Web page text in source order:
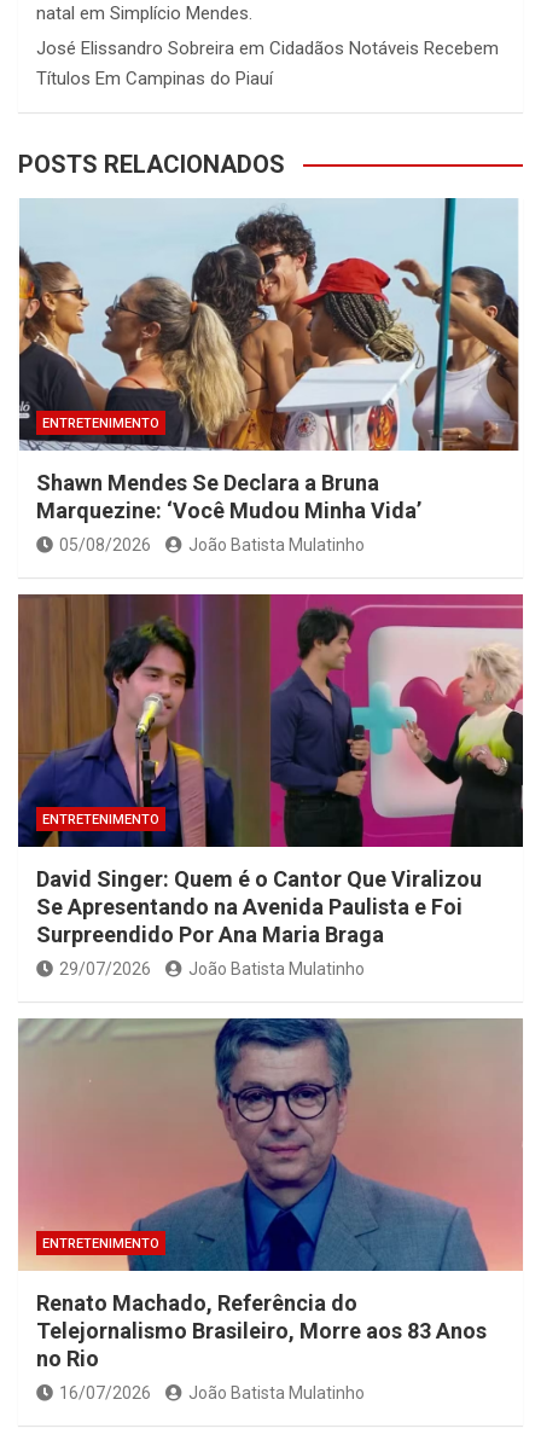
natal em Simplício Mendes.
José Elissandro Sobreira em Cidadãos Notáveis Recebem
Títulos Em Campinas do Piauí
POSTS RELACIONADOS
ENTRETENIMENTO
Shawn Mendes Se Declara a Bruna
Marquezine: ‘Você Mudou Minha Vida’
05/08/2026 João Batista Mulatinho
ENTRETENIMENTO
David Singer: Quem é o Cantor Que Viralizou
Se Apresentando na Avenida Paulista e Foi
Surpreendido Por Ana Maria Braga
29/07/2026 João Batista Mulatinho
ENTRETENIMENTO
Renato Machado, Referência do
Telejornalismo Brasileiro, Morre aos 83 Anos
no Rio
16/07/2026 João Batista Mulatinho